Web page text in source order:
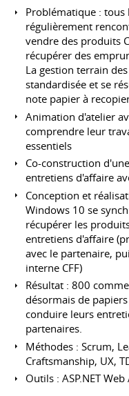
Problématique : tous
régulièrement
vendre des produits
récupérer des
La gestion terrain
standardisée et se
note papier à
Animation d'atelier
comprendre leur
essentiels
Co-construction
entretiens d'affaire
Conception et
Windows 10 se
récupérer les
entretiens d'affaire
avec le partenaire,
interne CFF)
Résultat : 800
désormais de
conduire leurs
partenaires.
Méthodes : Scrum,
Craftsmanship, UX,
Outils : ASP.NET